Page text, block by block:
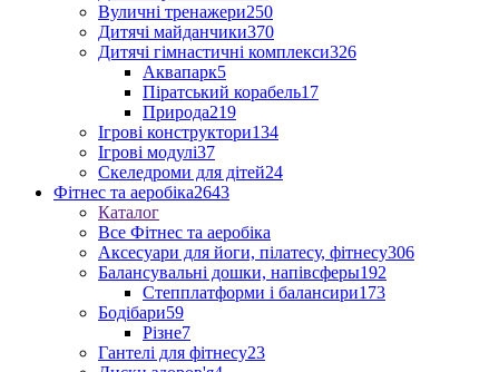
Вуличні тренажери250
Дитячі майданчики370
Дитячі гімнастичні комплекси326
Аквапарк5
Піратський корабель17
Природа219
Ігрові конструктори134
Ігрові модулі37
Скеледроми для дітей24
Фітнес та аеробіка2643
Каталог
Все Фітнес та аеробіка
Аксесуари для йоги, пілатесу, фітнесу306
Балансувальні дошки, напівсферы192
Степплатформи і балансири173
Бодібари59
Різне7
Гантелі для фітнесу23